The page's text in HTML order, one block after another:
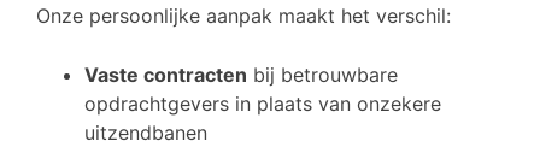
Onze persoonlijke aanpak maakt het verschil:
Vaste contracten bij betrouwbare
opdrachtgevers in plaats van onzekere
uitzendbanen